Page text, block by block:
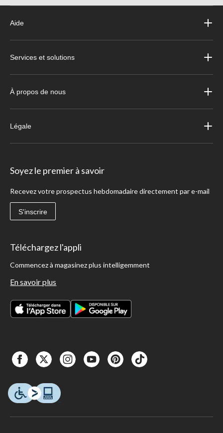
Aide
Services et solutions
À propos de nous
Légale
Soyez le premier à savoir
Recevez votre prospectus hebdomadaire directement par e-mail
S'inscrire
Téléchargez l'appli
Commencez à magasinez plus intelligemment
En savoir plus